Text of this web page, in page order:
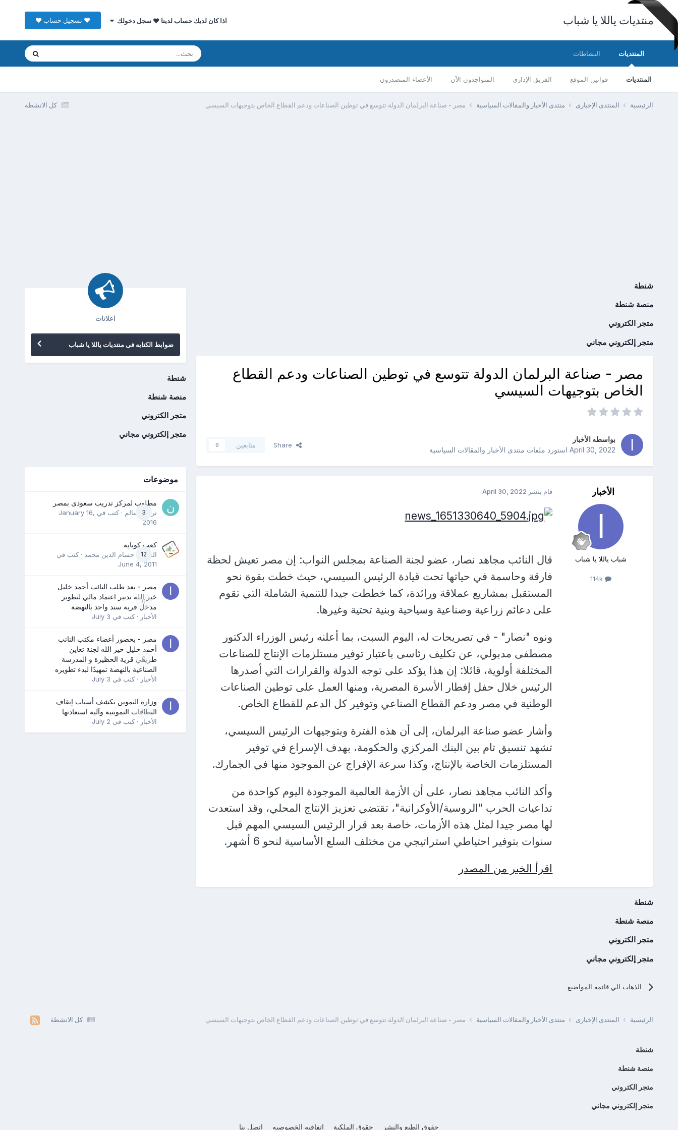
منتديات ياللا يا شباب اذا كان لديك حساب لدينا ♥ سجل دخولك ♥ تسجيل حساب ♥
المنتديات
المنتديات قوانين الموقع الفريق الإداري المتواجدون الآن الأعضاء المتصدرون
النشاطات
كل الانشطة الرئيسية المنتدى الإخبارى منتدى الأخبار والمقالات السياسية مصر - صناعة البرلمان الدولة تتوسع في توطين الصناعات ودعم القطاع الخاص بتوجيهات السيسي
شنطة
منصة شنطة
متجر الكتروني
متجر إلكتروني مجاني
مصر - صناعة البرلمان الدولة تتوسع في توطين الصناعات ودعم القطاع
الخاص بتوجيهات السيسي
بواسطه الأخبار
April 30, 2022استورد ملفات منتدى الأخبار والمقالات السياسية
Share متابعين 0
الأخبار
شباب ياللا يا شباب
114k
قام بنشر April 30, 2022
قال النائب مجاهد نصار، عضو لجنة الصناعة بمجلس النواب: إن مصر تعيش لحظة
فارقة وحاسمة في حياتها تحت قيادة الرئيس السيسي، حيث خطت بقوة نحو
المستقبل بمشاريع عملاقة ورائدة، كما خططت جيدا للتنمية الشاملة التي تقوم
على دعائم زراعية وصناعية وسياحية وبنية تحتية وغيرها.
ونوه "نصار" - في تصريحات له، اليوم السبت، بما أعلنه رئيس الوزراء الدكتور
مصطفى مدبولي، عن تكليف رئاسى باعتبار توفير مستلزمات الإنتاج للصناعات
المختلفة أولوية، قائلا: إن هذا يؤكد على توجه الدولة والقرارات التي أصدرها
الرئيس خلال حفل إفطار الأسرة المصرية، ومنها العمل على توطين الصناعات
الوطنية في مصر ودعم القطاع الصناعي وتوفير كل الدعم للقطاع الخاص.
وأشار عضو صناعة البرلمان، إلى أن هذه الفترة وبتوجيهات الرئيس السيسي،
تشهد تنسيق تام بين البنك المركزي والحكومة، بهدف الإسراع في توفير
المستلزمات الخاصة بالإنتاج، وكذا سرعة الإفراج عن الموجود منها في الجمارك.
وأكد النائب مجاهد نصار، على أن الأزمة العالمية الموجودة اليوم كواحدة من
تداعيات الحرب "الروسية/الأوكرانية"، تقتضي تعزيز الإنتاج المحلي، وقد استعدت
لها مصر جيدا لمثل هذه الأزمات، خاصة بعد قرار الرئيس السيسي المهم قبل
سنوات بتوفير احتياطي استراتيجي من مختلف السلع الأساسية لنحو 6 أشهر.
اقرأ الخبر من المصدر
شنطة
منصة شنطة
متجر الكتروني
متجر إلكتروني مجاني
الذهاب الي قائمه المواضيع
اعلانات
ضوابط الكتابه فى منتديات ياللا يا شباب
شنطة
منصة شنطة
متجر الكتروني
متجر إلكتروني مجاني
موضوعات
3
مطلوب لمركز تدريب سعودى بمصر
نرمين سالم · كتب في January 16,
2016
12
كعب كوباية
المدرب حسام الدين محمد · كتب في
June 4, 2011
0
مصر - بعد طلب النائب أحمد خليل
خير الله تدبير اعتماد مالي لتطوير
مدخل قرية سند واحد بالنهضة
الأخبار · كتب في July 3
0
مصر - بحضور أعضاء مكتب النائب
أحمد خليل خير الله لجنة تعاين
طريقي قرية الحظيرة و المدرسة
الصناعية بالنهضة تمهيدًا لبدء تطويره
الأخبار · كتب في July 3
0
وزارة التموين تكشف أسباب إيقاف
البطاقات التموينية وآلية استعادتها
الأخبار · كتب في July 2
كل الانشطة الرئيسية المنتدى الإخبارى منتدى الأخبار والمقالات السياسية مصر - صناعة البرلمان الدولة تتوسع في توطين الصناعات ودعم القطاع الخاص بتوجيهات السيسي
شنطة
منصة شنطة
متجر الكتروني
متجر إلكتروني مجاني
حقوق الطبع والنشر حقوق الملكية اتفاقيه الخصوصيه إتصل بنا